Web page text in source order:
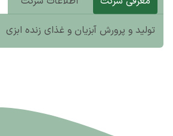
تولید و پرورش آبزیان و غذای زنده ابزی